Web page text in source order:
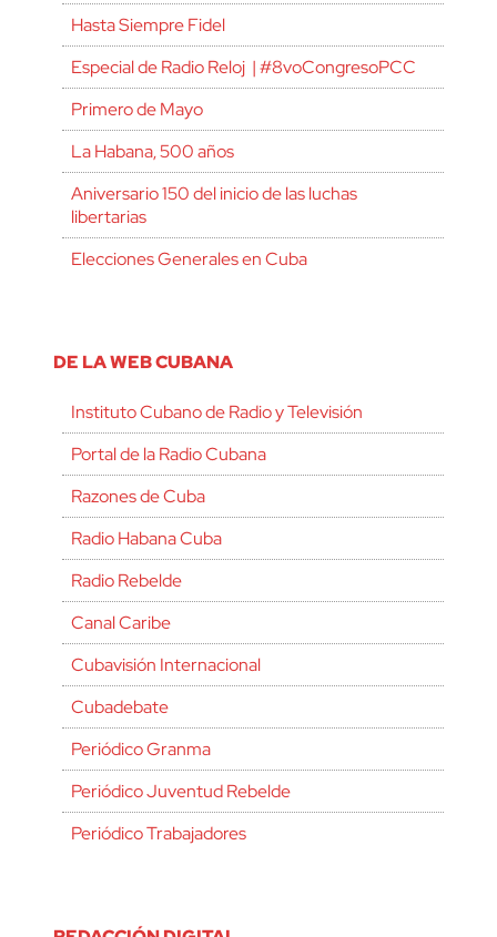
Hasta Siempre Fidel
Especial de Radio Reloj | #8voCongresoPCC
Primero de Mayo
La Habana, 500 años
Aniversario 150 del inicio de las luchas
libertarias
Elecciones Generales en Cuba
DE LA WEB CUBANA
Instituto Cubano de Radio y Televisión
Portal de la Radio Cubana
Razones de Cuba
Radio Habana Cuba
Radio Rebelde
Canal Caribe
Cubavisión Internacional
Cubadebate
Periódico Granma
Periódico Juventud Rebelde
Periódico Trabajadores